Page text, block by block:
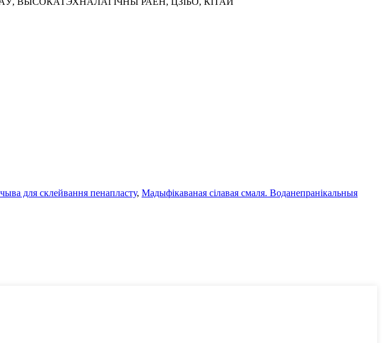
для склейвання пенапласту, Мадыфікаваная сілавая смаля. Воданепранікальныя